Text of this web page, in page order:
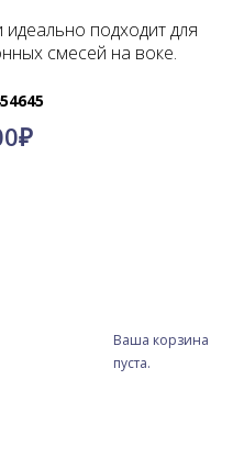
Ваша корзина
пуста.
подходит для
смесей на воке.
₽